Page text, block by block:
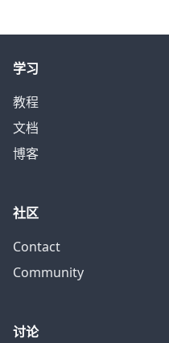
学习
教程
文档
博客
社区
Contact
Community
讨论